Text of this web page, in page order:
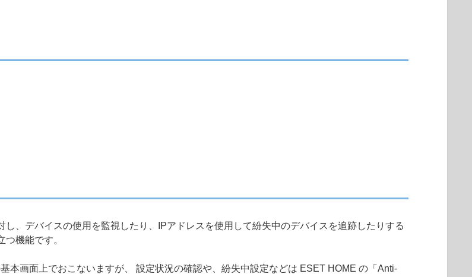
、デバイスの使用を監視したり、IPアドレスを使用して紛失中のデバイスを追跡したりする
機能です。
本画面上でおこないますが、 設定状況の確認や、紛失中設定などは ESET HOME の「Anti-